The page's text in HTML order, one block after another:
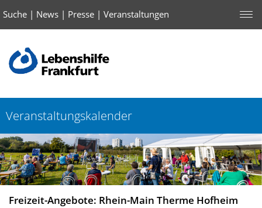
Suche | News | Presse | Veranstaltungen
Veranstaltungskalender
Freizeit-Angebote: Rhein-Main Therme Hofheim